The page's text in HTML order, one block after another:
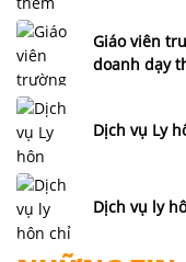
Giáo viên
doanh dạy
Dịch vụ Ly
Dịch vụ ly